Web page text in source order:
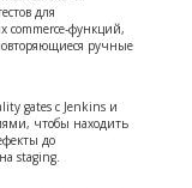
для
commerce-функций,
ручные
gates с Jenkins и
чтобы находить
до
staging.